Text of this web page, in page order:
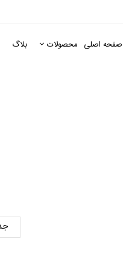
صفحه اصلی محصولات بلاگ